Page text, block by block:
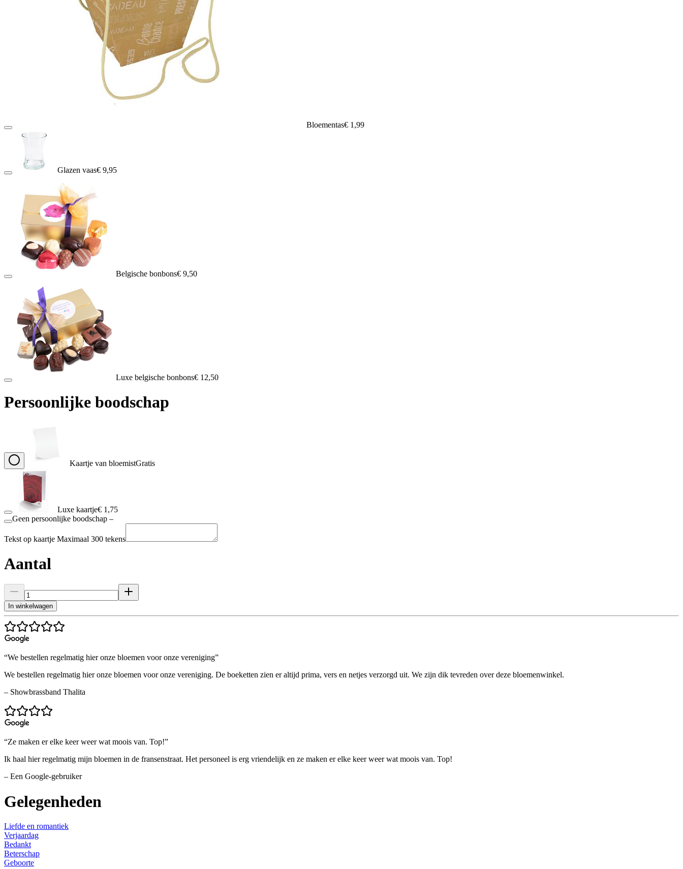
Bloementas€ 1,99
Glazen vaas€ 9,95
Belgische bonbons€ 9,50
Luxe belgische bonbons€ 12,50
Persoonlijke boodschap
Kaartje van bloemistGratis
Luxe kaartje€ 1,75
Geen persoonlijke boodschap –
Tekst op kaartje Maximaal 300 tekens
Aantal
In winkelwagen
“We bestellen regelmatig hier onze bloemen voor onze vereniging”
We bestellen regelmatig hier onze bloemen voor onze vereniging. De boeketten zien er altijd prima, vers en netjes verzorgd uit. We zijn dik tevreden over deze bloemenwinkel.
– Showbrassband Thalita
“Ze maken er elke keer weer wat moois van. Top!”
Ik haal hier regelmatig mijn bloemen in de fransenstraat. Het personeel is erg vriendelijk en ze maken er elke keer weer wat moois van. Top!
– Een Google-gebruiker
Gelegenheden
Liefde en romantiek
Verjaardag
Bedankt
Beterschap
Geboorte